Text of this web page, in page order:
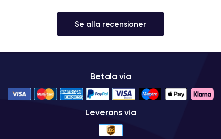
Se alla recensioner
Betala via
Leverans via